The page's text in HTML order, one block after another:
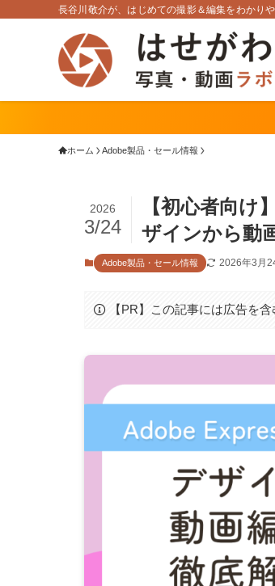
長谷川敬介が、はじめての撮影＆編集をわかり
ホーム Adobe製品・セール情報
【初心者向
ザインから動
2026
3/24
Adobe製品・セール情報 2026年3月
【PR】この記事には広告を